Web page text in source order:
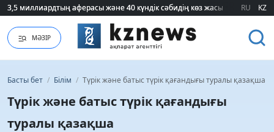
3,5 миллиардтың аферасы және 40 күндік сәбидің көз жасы:
3,5 миллиардтың аферасы және 40 күндік сәбидің көз жасы: RU KZ
МӘЗІР
Басты бет / Білім / Түрік және батыс түрік қағандығы туралы қазақша
Түрік және батыс түрік қағандығы
туралы қазақша